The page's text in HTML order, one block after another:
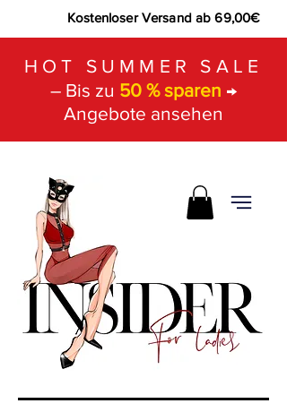
Kostenloser Versand ab 69,00€
HOT SUMMER SALE
– Bis zu 50 % sparen →
Angebote ansehen